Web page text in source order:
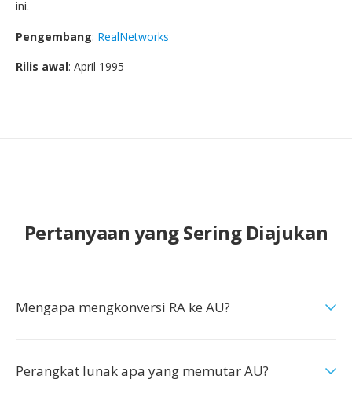
ini.
Pengembang: RealNetworks
Rilis awal: April 1995
Pertanyaan yang Sering Diajukan
Mengapa mengkonversi RA ke AU?
Perangkat lunak apa yang memutar AU?